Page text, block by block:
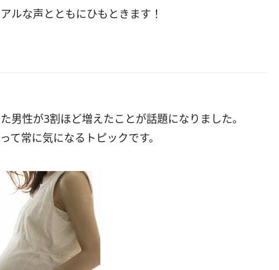
ルな声とともにひもときます！
男性が3割ほど増えたことが話題になりました。
て常に気になるトピックです。